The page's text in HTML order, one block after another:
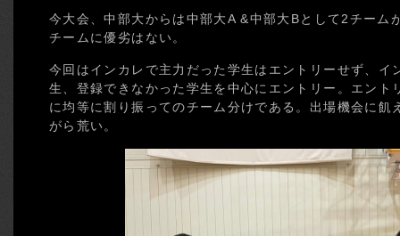
今大会、中部大からは中部大A &中部大Bとして2チーム
チームに優劣はない。
今回はインカレで主力だった学生はエントリーせず、イ
生、登録できなかった学生を中心にエントリー。エント
に均等に割り振ってのチーム分けである。出場機会に飢
がら荒い。